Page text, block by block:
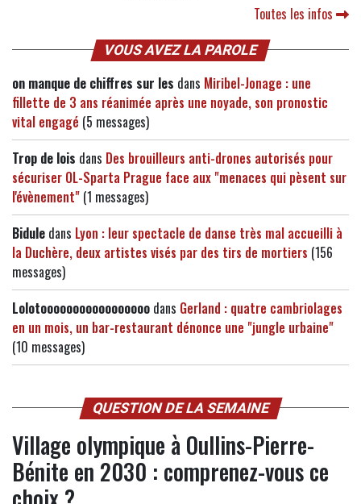
Toutes les infos
VOUS AVEZ LA PAROLE
on manque de chiffres sur les dans Miribel-Jonage : une
fillette de 3 ans réanimée après une noyade, son pronostic
vital engagé (5 messages)
Trop de lois dans Des brouilleurs anti-drones autorisés pour
sécuriser OL-Sparta Prague face aux "menaces qui pèsent sur
l'évènement" (1 messages)
Bidule dans Lyon : leur spectacle de danse très mal accueilli à
la Duchère, deux artistes visés par des tirs de mortiers (156
messages)
Lolotooooooooooooooooo dans Gerland : quatre cambriolages
en un mois, un bar-restaurant dénonce une "jungle urbaine"
(10 messages)
QUESTION DE LA SEMAINE
Village olympique à Oullins-Pierre-
Bénite en 2030 : comprenez-vous ce